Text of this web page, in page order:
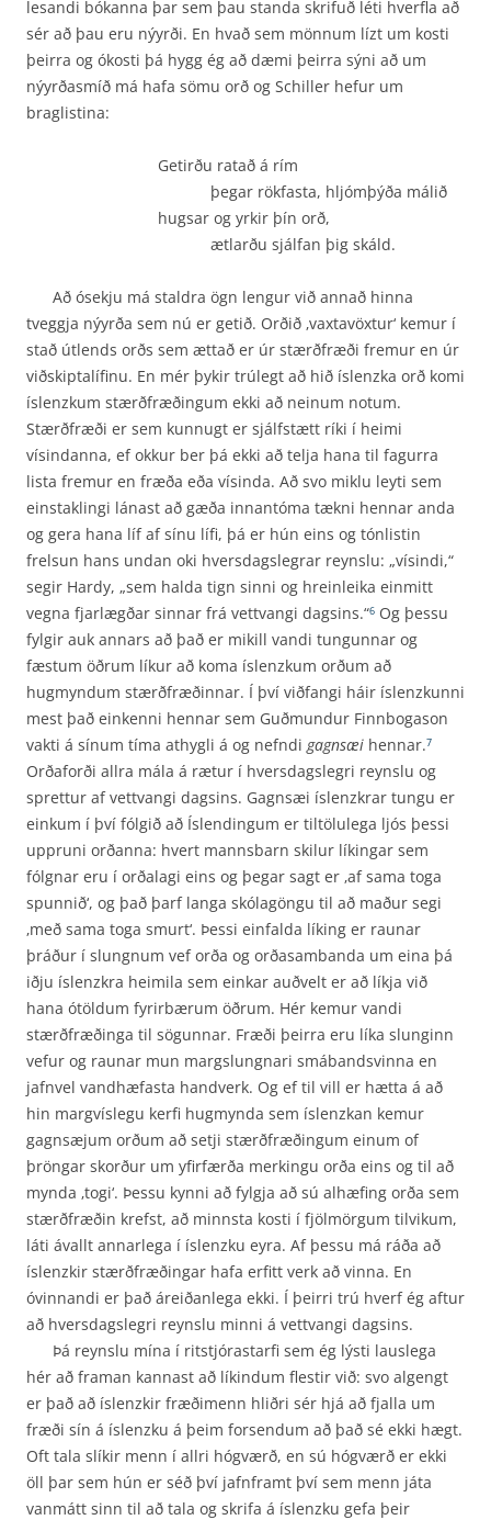
lesandi bókanna þar sem þau standa skrifuð léti hverfla að
sér að þau eru nýyrði. En hvað sem mönnum lízt um kosti
þeirra og ókosti þá hygg ég að dæmi þeirra sýni að um
nýyrðasmíð má hafa sömu orð og Schiller hefur um
braglistina:
Getirðu ratað á rím
þegar rökfasta, hljómþýða málið
hugsar og yrkir þín orð,
ætlarðu sjálfan þig skáld.
Að ósekju má staldra ögn lengur við annað hinna
tveggja nýyrða sem nú er getið. Orðið ‚vaxtavöxtur‘ kemur í
stað útlends orðs sem ættað er úr stærðfræði fremur en úr
viðskiptalífinu. En mér þykir trúlegt að hið íslenzka orð komi
íslenzkum stærðfræðingum ekki að neinum notum.
Stærðfræði er sem kunnugt er sjálfstætt ríki í heimi
vísindanna, ef okkur ber þá ekki að telja hana til fagurra
lista fremur en fræða eða vísinda. Að svo miklu leyti sem
einstaklingi lánast að gæða innantóma tækni hennar anda
og gera hana líf af sínu lífi, þá er hún eins og tónlistin
frelsun hans undan oki hversdagslegrar reynslu: „vísindi,“
segir Hardy, „sem halda tign sinni og hreinleika einmitt
vegna fjarlægðar sinnar frá vettvangi dagsins.“6 Og þessu
fylgir auk annars að það er mikill vandi tungunnar og
fæstum öðrum líkur að koma íslenzkum orðum að
hugmyndum stærð­fræðinnar. Í því viðfangi háir íslenzkunni
mest það einkenni hennar sem Guðmundur Finnboga­son
vakti á sínum tíma athygli á og nefndi gagnsæi hennar.7
Orðaforði allra mála á rætur í hvers­dagslegri reynslu og
sprettur af vettvangi dagsins. Gagnsæi íslenzkrar tungu er
einkum í því fólgið að Íslendingum er tiltölulega ljós þessi
uppruni orðanna: hvert mannsbarn skilur líkingar sem
fólgnar eru í orðalagi eins og þegar sagt er ‚af sama toga
spunnið‘, og það þarf langa skólagöngu til að maður segi
‚með sama toga smurt‘. Þessi einfalda líking er raunar
þráður í slungnum vef orða og orðasambanda um eina þá
iðju íslenzkra heimila sem einkar auðvelt er að líkja við
hana ótöldum fyrirbærum öðrum. Hér kemur vandi
stærðfræðinga til sögunnar. Fræði þeirra eru líka slunginn
vefur og raunar mun margslungnari smábandsvinna en
jafnvel vand­hæfasta handverk. Og ef til vill er hætta á að
hin margvíslegu kerfi hugmynda sem íslenzkan kemur
gagnsæjum orðum að setji stærðfræðingum einum of
þröngar skorður um yfirfærða merkingu orða eins og til að
mynda ‚togi‘. Þessu kynni að fylgja að sú alhæfing orða sem
stærðfræðin krefst, að minnsta kosti í fjölmörgum tilvikum,
láti ávallt annarlega í íslenzku eyra. Af þessu má ráða að
íslenzkir stærðfræðingar hafa erfitt verk að vinna. En
óvinnandi er það áreiðan­lega ekki. Í þeirri trú hverf ég aftur
að hversdagslegri reynslu minni á vettvangi dagsins.
Þá reynslu mína í ritstjórastarfi sem ég lýsti lauslega
hér að framan kannast að líkindum flestir við: svo algengt
er það að íslenzkir fræðimenn hliðri sér hjá að fjalla um
fræði sín á íslenzku á þeim forsendum að það sé ekki hægt.
Oft tala slíkir menn í allri hógværð, en sú hógværð er ekki
öll þar sem hún er séð því jafnframt því sem menn játa
vanmátt sinn til að tala og skrifa á íslenzku gefa þeir